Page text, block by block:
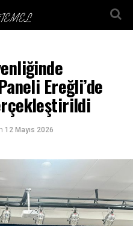
Ereğli’de
12 Mayıs 2026